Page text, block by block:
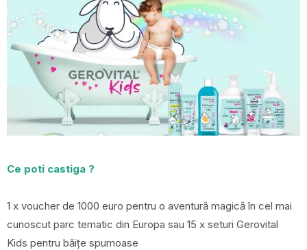
Ce poti castiga ?
1 x voucher de 1000 euro pentru o aventură magică în cel mai
cunoscut parc tematic din Europa sau 15 x seturi Gerovital
Kids pentru băițe spumoase